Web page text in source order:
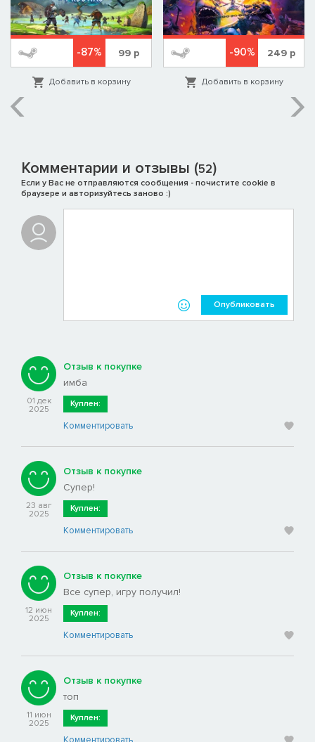
-87% 99р
Добавить в корзину
-90% 249р
Добавить в корзину
Комментарии и отзывы (52)
Если у Вас не отправляются сообщения - почистите cookie в
браузере и авторизуйтесь заново :)
Опубликовать
01 дек
2025
Отзыв к покупке
имба
Куплен:
Комментировать
23 авг
2025
Отзыв к покупке
Супер!
Куплен:
Комментировать
12 июн
2025
Отзыв к покупке
Все супер, игру получил!
Куплен:
Комментировать
11 июн
2025
Отзыв к покупке
топ
Куплен: